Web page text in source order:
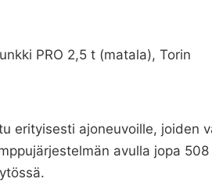
erityisesti ajoneuvoille, joiden
avulla jopa